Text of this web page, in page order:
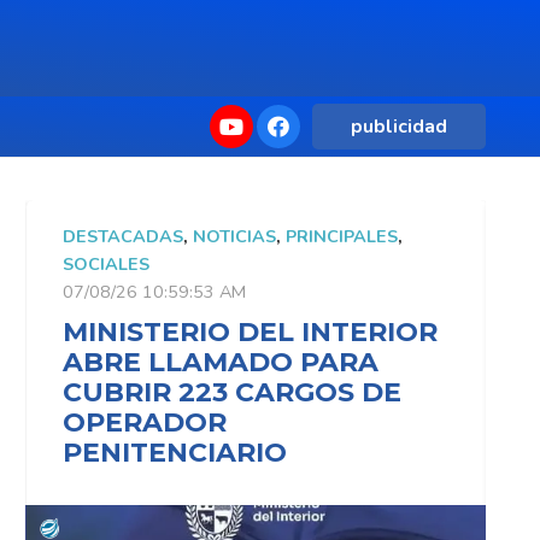
publicidad
DESTACADAS, NOTICIAS, PRINCIPALES,
SOCIALES
07/08/26 10:59:53 AM
MINISTERIO DEL INTERIOR
ABRE LLAMADO PARA
CUBRIR 223 CARGOS DE
OPERADOR
PENITENCIARIO